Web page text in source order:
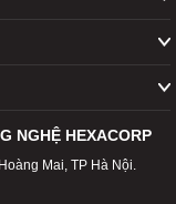
NGHỆ HEXACORP
Mai, TP Hà Nội.